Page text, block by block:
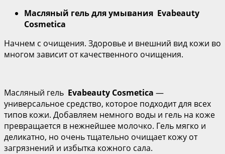
Масляный гель для умывания Evabeauty
Cosmetica
Начнем с очищения. Здоровье и внешний вид кожи во
многом зависит от качественного очищения.
Масляный гель Evabeauty Cosmetica —
универсальное средство, которое подходит для всех
типов кожи. Добавляем немного воды и гель на коже
превращается в нежнейшее молочко. Гель мягко и
деликатно, но очень тщательно очищает кожу от
загрязнений и избытка кожного сала.